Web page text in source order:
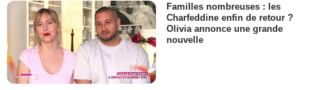
Familles nombreuses : les
Charfeddine enfin de retour ?
Olivia annonce une grande
nouvelle